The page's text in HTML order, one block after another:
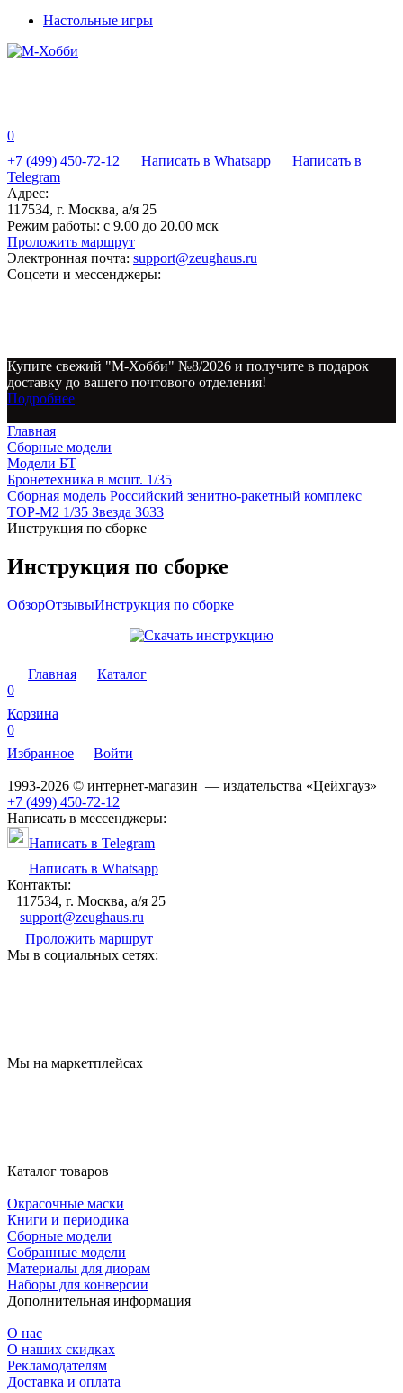
Настольные игры
0
+7 (499) 450-72-12
Написать в Whatsapp
Написать в
Telegram
Адрес:
117534, г. Москва, а/я 25
Режим работы: с 9.00 до 20.00 мск
Проложить маршрут
Электронная почта: support@zeughaus.ru
Соцсети и мессенджеры:
Купите свежий "М-Хобби" №8/2026 и получите в подарок
доставку до вашего почтового отделения!
Подробнее
Главная
Сборные модели
Модели БТ
Бронетехника в мсшт. 1/35
Сборная модель Российский зенитно-ракетный комплекс
ТОР-М2 1/35 Звезда 3633
Инструкция по сборке
Инструкция по сборке
ОбзорОтзывыИнструкция по сборке
Главная
Каталог
0
Корзина
0
Избранное
Войти
1993-2026 © интернет-магазин — издательства «Цейхгауз»
+7 (499) 450-72-12
Написать в мессенджеры:
Написать в Telegram
Написать в Whatsapp
Контакты:
117534, г. Москва, а/я 25
support@zeughaus.ru
Проложить маршрут
Мы в социальных сетях:
Мы на маркетплейсах
Каталог товаров
Окрасочные маски
Книги и периодика
Сборные модели
Собранные модели
Материалы для диорам
Наборы для конверсии
Дополнительная информация
О нас
О наших скидках
Рекламодателям
Доставка и оплата